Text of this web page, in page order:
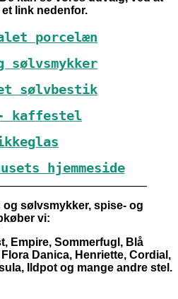
et link nedenfor.
porcelæn
sølvsmykker
sølvbestik
kaffestel
hjemmeside
sølvsmykker, spise- og
vi:
Empire, Sommerfugl, Blå
Danica, Henriette, Cordial,
Ildpot og mange andre stel.